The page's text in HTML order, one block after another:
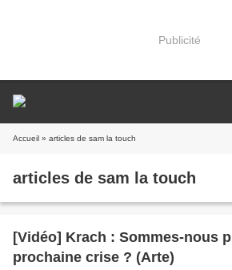
Publicité
Accueil » articles de sam la touch
articles de sam la touch
[Vidéo] Krach : Sommes-nous
prochaine crise ? (Arte)